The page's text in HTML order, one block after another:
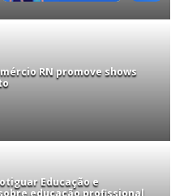
RN promove shows
Educação e
educação profissional